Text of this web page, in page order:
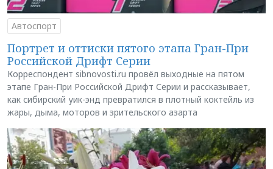
Автоспорт
Портрет и оттиски пятого этапа Гран-При
Российской Дрифт Серии
Корреспондент sibnovosti.ru провёл выходные на пятом
этапе Гран-При Российской Дрифт Серии и рассказывает,
как сибирский уик-энд превратился в плотный коктейль из
жары, дыма, моторов и зрительского азарта